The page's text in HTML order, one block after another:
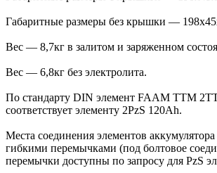
Габаритные размеры без крышки —
Вес — 8,7кг в залитом и заряженном
Вес — 6,8кг без электролита.
По стандарту DIN элемент FAAM TTM
соответствует элементу 2PzS 120Ah.
Места соединения элементов аккумулятора
гибкими перемычками (под болтовое
перемычки доступны по запросу для PzS